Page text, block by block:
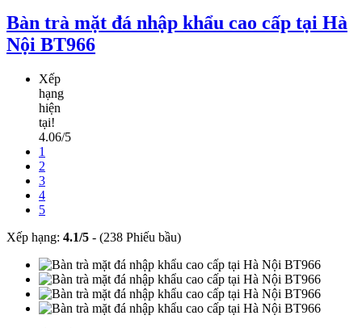
Bàn trà mặt đá nhập khẩu cao cấp tại Hà
Nội BT966
Xếp
hạng
hiện
tại!
4.06/5
1
2
3
4
5
Xếp hạng: 4.1/5 - (238 Phiếu bầu)